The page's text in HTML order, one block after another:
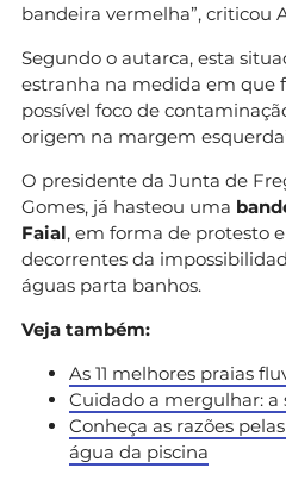
bandeira vermelha”, criticou
Segundo o autarca, esta
estranha na medida em que
possível foco de
origem na margem
O presidente da Junta de
Gomes, já hasteou uma
Faial, em forma de protesto
decorrentes da
águas parta banhos.
Veja também:
As 11 melhores praias
Cuidado a mergulhar: a
Conheça as razões
água da piscina